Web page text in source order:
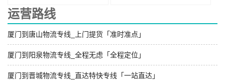
运营路线
厦门到唐山物流专线_上门提货「准时准点」
厦门到阳泉物流专线_全程无虑「全程定位」
厦门到晋城物流专线_直达特快专线「一站直达」